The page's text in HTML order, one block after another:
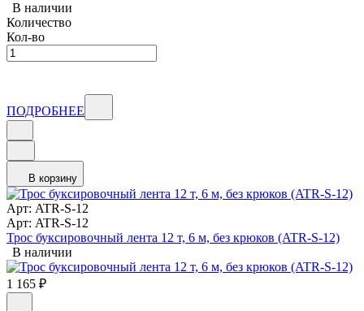
В наличии
Количество
Кол-во
ПОДРОБНЕЕ
В корзину
Арт: ATR-S-12
Арт: ATR-S-12
Трос буксировочный лента 12 т, 6 м, без крюков (ATR-S-12)
В наличии
1 165 ₽